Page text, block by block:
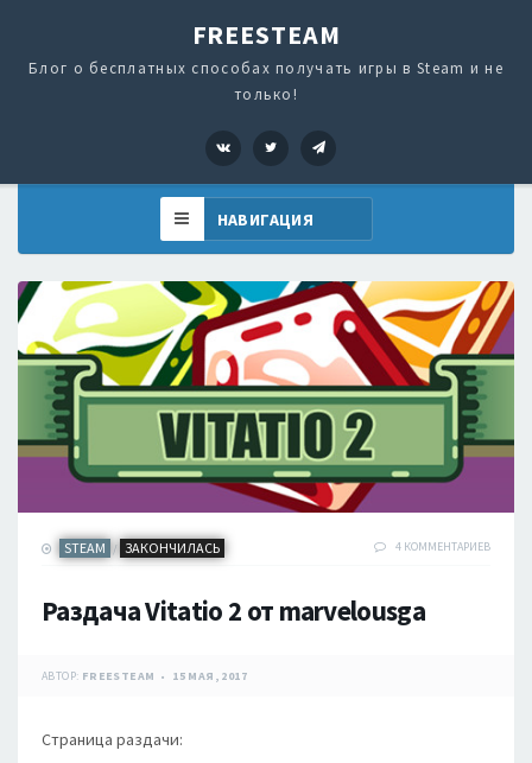
FREESTEAM
Блог о бесплатных способах получать игры в Steam и не
только!
VK Twitter
STEAM / ЗАКОНЧИЛАСЬ 4 КОММЕНТАРИЕВ
Раздача Vitatio 2 от marvelousga
АВТОР: FREESTEAM 15 МАЯ, 2017
Страница раздачи: